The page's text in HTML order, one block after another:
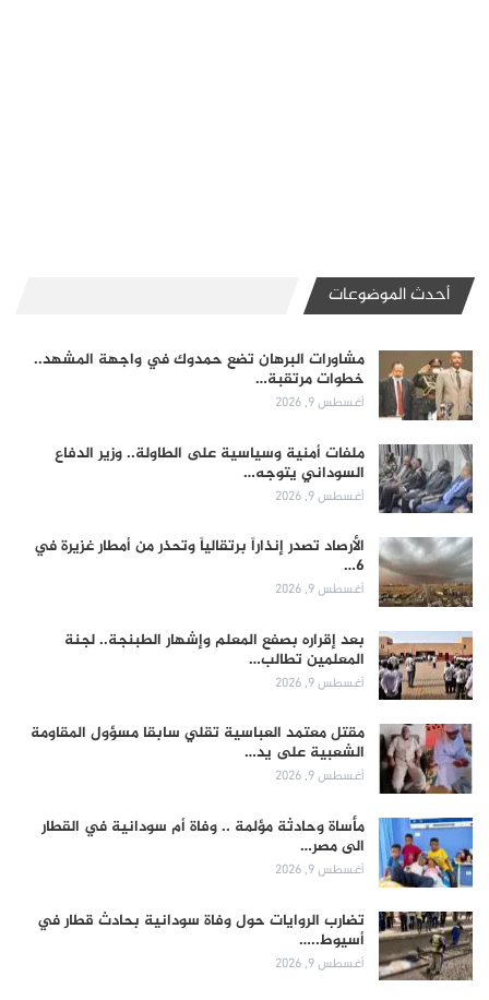
أحدث الموضوعات
مشاورات البرهان تضع حمدوك في واجهة المشهد..
خطوات مرتقبة…
أغسطس 9, 2026
ملفات أمنية وسياسية على الطاولة.. وزير الدفاع
السوداني يتوجه…
أغسطس 9, 2026
الأرصاد تصدر إنذاراً برتقالياً وتحذر من أمطار غزيرة في
6…
أغسطس 9, 2026
بعد إقراره بصفع المعلم وإشهار الطبنجة.. لجنة
المعلمين تطالب…
أغسطس 9, 2026
مقتل معتمد العباسية تقلي سابقا مسؤول المقاومة
الشعبية على يد…
أغسطس 9, 2026
مأساة وحادثة مؤلمة .. وفاة أم سودانية في القطار
الى مصر…
أغسطس 9, 2026
تضارب الروايات حول وفاة سودانية بحادث قطار في
أسيوط..…
أغسطس 9, 2026